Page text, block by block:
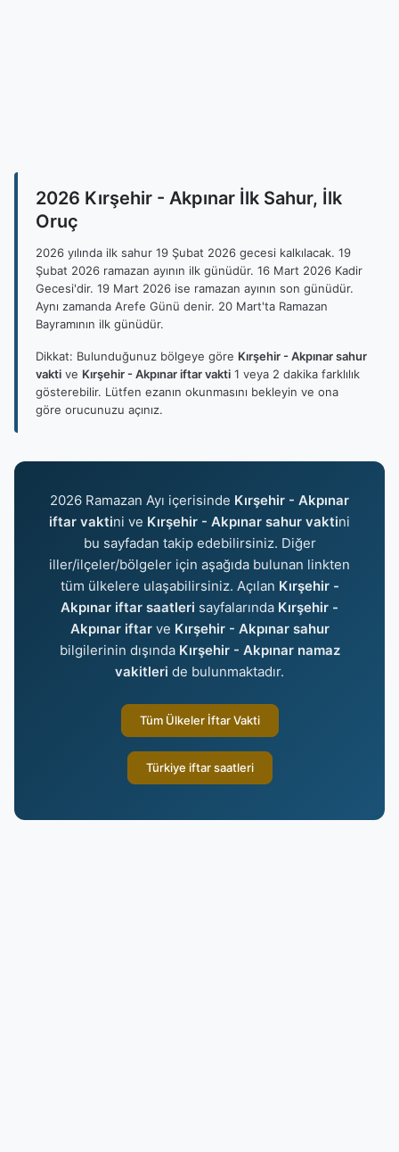
2026 Kırşehir - Akpınar İlk Sahur, İlk
Oruç
2026 yılında ilk sahur 19 Şubat 2026 gecesi kalkılacak. 19
Şubat 2026 ramazan ayının ilk günüdür. 16 Mart 2026 Kadir
Gecesi'dir. 19 Mart 2026 ise ramazan ayının son günüdür.
Aynı zamanda Arefe Günü denir. 20 Mart'ta Ramazan
Bayramının ilk günüdür.
Dikkat: Bulunduğunuz bölgeye göre Kırşehir - Akpınar sahur
vakti ve Kırşehir - Akpınar iftar vakti 1 veya 2 dakika farklılık
gösterebilir. Lütfen ezanın okunmasını bekleyin ve ona
göre orucunuzu açınız.
2026 Ramazan Ayı içerisinde Kırşehir - Akpınar
iftar vaktini ve Kırşehir - Akpınar sahur vaktini
bu sayfadan takip edebilirsiniz. Diğer
iller/ilçeler/bölgeler için aşağıda bulunan linkten
tüm ülkelere ulaşabilirsiniz. Açılan Kırşehir -
Akpınar iftar saatleri sayfalarında Kırşehir -
Akpınar iftarve Kırşehir - Akpınar sahur
bilgilerinin dışında Kırşehir - Akpınar namaz
vakitleri de bulunmaktadır.
Tüm Ülkeler İftar Vakti
Türkiye iftar saatleri